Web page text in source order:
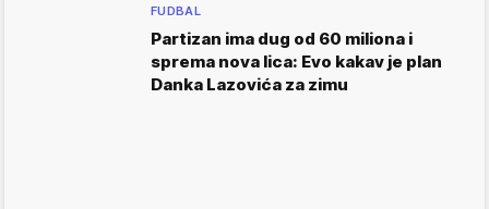
FUDBAL
Partizan ima dug od 60 miliona i
sprema nova lica: Evo kakav je plan
Danka Lazovića za zimu